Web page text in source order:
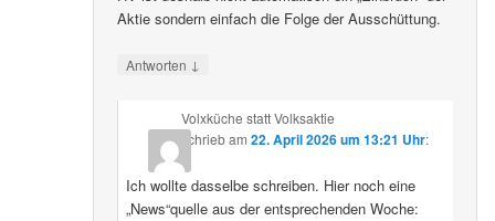
Aktie sondern einfach die Folge der Ausschüttung.
Antworten ↓
Volxküche statt Volksaktie
schriebam 22. April 2026 um 13:21 Uhr:
Ich wollte dasselbe schreiben. Hier noch eine
„News“quelle aus der entsprechenden Woche: